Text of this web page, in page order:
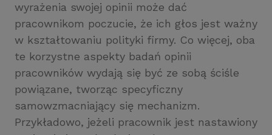
wyrażenia swojej opinii może dać
pracownikom poczucie, że ich głos jest ważny
w kształtowaniu polityki firmy. Co więcej, oba
te korzystne aspekty badań opinii
pracowników wydają się być ze sobą ściśle
powiązane, tworząc specyficzny
samowzmacniający się mechanizm.
Przykładowo, jeżeli pracownik jest nastawiony